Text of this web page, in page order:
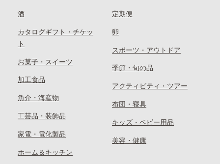
酒
カタログギフト・チケッ
ト
お菓子・スイーツ
加工食品
魚介・海産物
工芸品・装飾品
家電・電化製品
ホーム＆キッチン
定期便
卵
スポーツ・アウトドア
季節・旬の品
アクティビティ・ツアー
布団・寝具
キッズ・ベビー用品
美容・健康